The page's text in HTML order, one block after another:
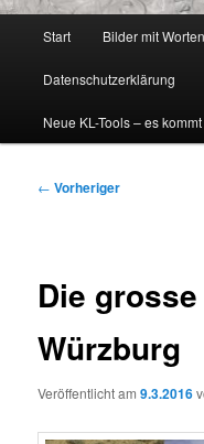
Start Bilder mit
Datenschutzerklärung
Neue KL-Tools – es
Beitragsnavigation
← Vorheriger
Die
Würzburg
Veröffentlicht am9.3.2016